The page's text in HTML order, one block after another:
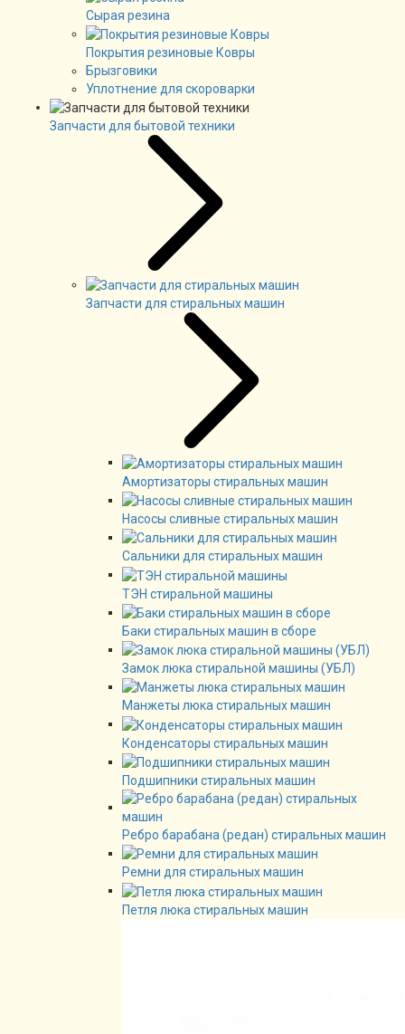
Сырая резина
Покрытия резиновые Ковры
Брызговики
Уплотнение для скороварки
Запчасти для бытовой техники
Запчасти для стиральных машин
Амортизаторы стиральных машин
Насосы сливные стиральных машин
Сальники для стиральных машин
ТЭН стиральной машины
Баки стиральных машин в сборе
Замок люка стиральной машины (УБЛ)
Манжеты люка стиральных машин
Конденсаторы стиральных машин
Подшипники стиральных машин
Ребро барабана (редан) стиральных машин
Ремни для стиральных машин
Петля люка стиральных машин